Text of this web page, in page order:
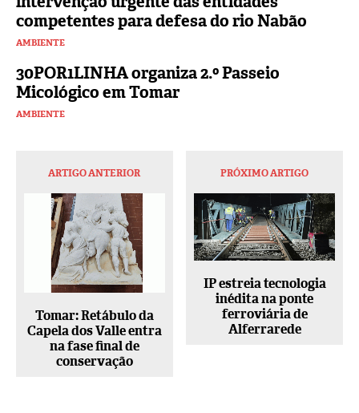
competentes para defesa do rio Nabão
AMBIENTE
30POR1LINHA organiza 2.º Passeio
Micológico em Tomar
AMBIENTE
ARTIGO ANTERIOR
Tomar: Retábulo da
Capela dos Valle entra
na fase final de
conservação
PRÓXIMO ARTIGO
IP estreia tecnologia
inédita na ponte
ferroviária de
Alferrarede